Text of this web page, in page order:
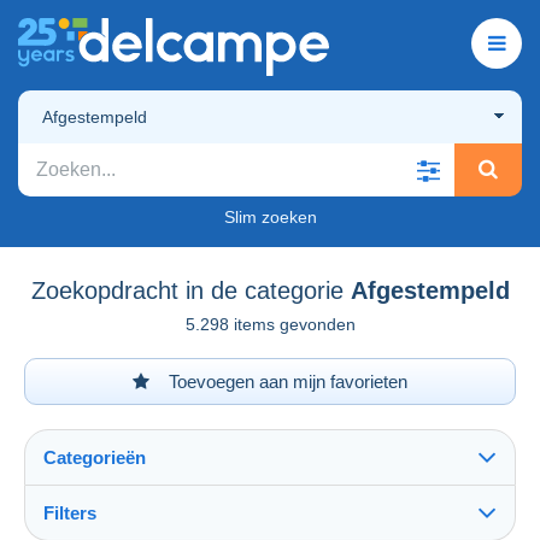
Afgestempeld
Slim zoeken
Zoekopdracht in de categorie Afgestempeld
5.298 items gevonden
Toevoegen aan mijn favorieten
Categorieën
Filters